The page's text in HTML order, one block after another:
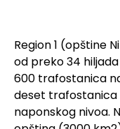
Region 1 (opštine
od preko 34
600 trafostanica
deset trafostanica
naponskog nivoa.